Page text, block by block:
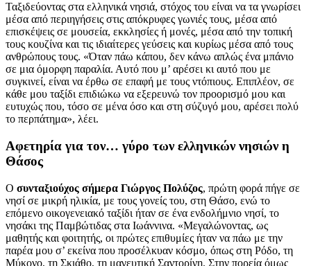
Ταξιδεύοντας στα ελληνικά νησιά, στόχος του είναι να τα γνωρίσει
μέσα από περιηγήσεις στις απόκρυφες γωνιές τους, μέσα από
επισκέψεις σε μουσεία, εκκλησίες ή μονές, μέσα από την τοπική
τους κουζίνα και τις ιδιαίτερες γεύσεις και κυρίως μέσα από τους
ανθρώπους τους. «Όταν πάω κάπου, δεν κάνω απλώς ένα μπάνιο
σε μια όμορφη παραλία. Αυτό που μ’ αρέσει κι αυτό που με
συγκινεί, είναι να έρθω σε επαφή με τους ντόπιους. Επιπλέον, σε
κάθε μου ταξίδι επιδιώκω να εξερευνώ τον προορισμό μου και
ευτυχώς που, τόσο σε μένα όσο και στη σύζυγό μου, αρέσει πολύ
το περπάτημα», λέει.
Αφετηρία για τον… γύρο των ελληνικών νησιών η
Θάσος
Ο συνταξιούχος σήμερα Γιώργος Πολύζος, πρώτη φορά πήγε σε
νησί σε μικρή ηλικία, με τους γονείς του, στη Θάσο, ενώ το
επόμενο οικογενειακό ταξίδι ήταν σε ένα ενδολήμνιο νησί, το
νησάκι της Παμβώτιδας στα Ιωάννινα. «Μεγαλώνοντας, ως
μαθητής και φοιτητής, οι πρώτες επιθυμίες ήταν να πάω με την
παρέα μου σ’ εκείνα που προσέλκυαν κόσμο, όπως στη Ρόδο, τη
Μύκονο, τη Σκιάθο, τη μαγευτική Σαντορίνη. Στην πορεία όμως